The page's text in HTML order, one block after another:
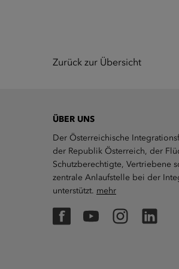
Zurück zur Übersicht
ÜBER UNS
Der Österreichische
der Republik Österreich, der
Schutzberechtigte, Vertriebene
zentrale Anlaufstelle bei der
unterstützt. mehr
FacebookYouTubeInstagramLinkedIn